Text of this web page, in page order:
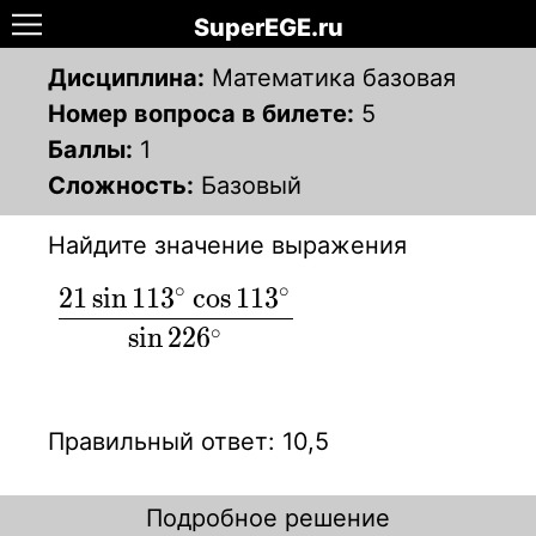
SuperEGE.ru
Дисциплина: Математика базовая
Номер вопроса в билете: 5
Баллы: 1
Сложность: Базовый
Найдите значение выражения
\displaystyle\frac
{21\sin113^{\circ}\cos113^{\circ}
sin226∘
21sin 113∘ cos 113∘
Правильный ответ: 10,5
Подробное решение